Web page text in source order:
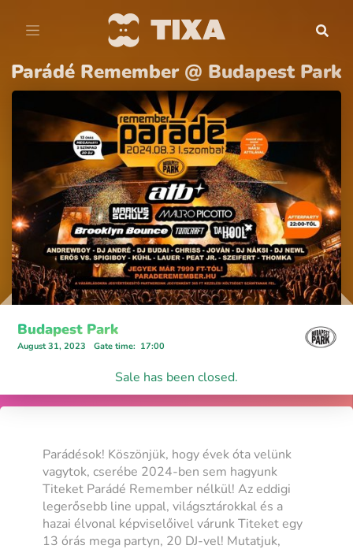
Parádé Remember @ Budapest Park
Budapest Park
August 31, 2023 Gate time: 17:00
Sale has been closed.
Parádésok! Köszönjük, hogy évek óta velünk
vagytok, cserébe 2024-ben sem hagyunk
Titeket Parádé Remember nélkül! Az eddigi
legerősebb line uppal, világsztárokkal és a
hazai élvonal képviselőivel várunk Titeket egy
13 órás mega partyn, 20 DJ-vel! Mutatjuk,